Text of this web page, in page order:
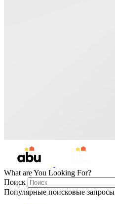
What are You Looking For?
Поиск
Популярные поисковые запросы